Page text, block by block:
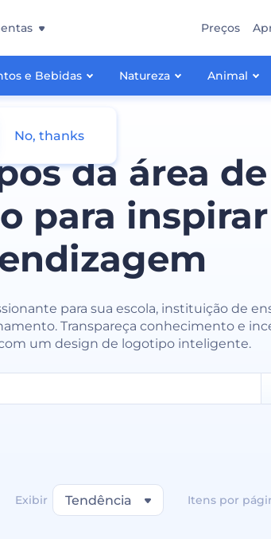
e Bebidas Natureza Animal
Preços
da área de
para
para sua escola, instituição de
Transpareça conhecimento e
um design de logotipo inteligente.
Exibir Tendência Itens por
No, thanks